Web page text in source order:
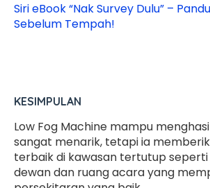
Siri eBook “Nak Survey Dulu” –
Sebelum Tempah!
KESIMPULAN
Low Fog Machine mampu
sangat menarik, tetapi ia
terbaik di kawasan tertutup
dewan dan ruang acara yang